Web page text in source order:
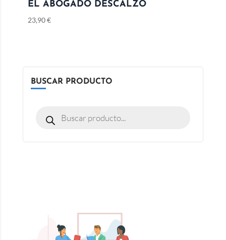
EL ABOGADO DESCALZO
23,90€
BUSCAR PRODUCTO